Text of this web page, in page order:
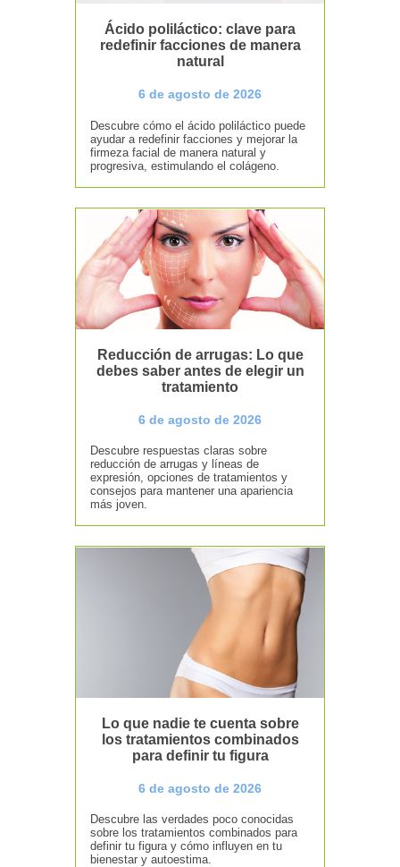
Ácido poliláctico: clave para
redefinir facciones de manera
natural
6 de agosto de 2026
Descubre cómo el ácido poliláctico puede
ayudar a redefinir facciones y mejorar la
firmeza facial de manera natural y
progresiva, estimulando el colágeno.
Reducción de arrugas: Lo que
debes saber antes de elegir un
tratamiento
6 de agosto de 2026
Descubre respuestas claras sobre
reducción de arrugas y líneas de
expresión, opciones de tratamientos y
consejos para mantener una apariencia
más joven.
Lo que nadie te cuenta sobre
los tratamientos combinados
para definir tu figura
6 de agosto de 2026
Descubre las verdades poco conocidas
sobre los tratamientos combinados para
definir tu figura y cómo influyen en tu
bienestar y autoestima.